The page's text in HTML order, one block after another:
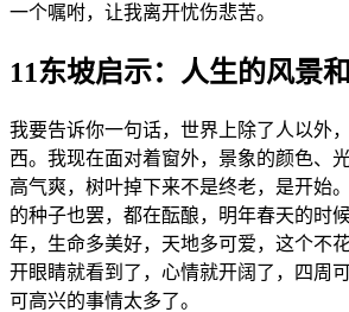
一个嘱咐，让我离开忧伤悲苦。
11东坡启示：人生的风景
我要告诉你一句话，世界上除了人以外
西。我现在面对着窗外，景象的颜色、
高气爽，树叶掉下来不是终老，是开始
的种子也罢，都在酝酿，明年春天的时
年，生命多美好，天地多可爱，这个不
开眼睛就看到了，心情就开阔了，四周
可高兴的事情太多了。